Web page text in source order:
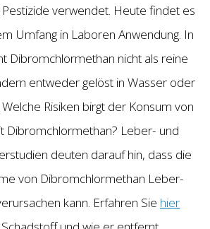
Pestizide verwendet. Heute findet es
Umfang in Laboren Anwendung. In
Dibromchlormethan nicht als reine
entweder gelöst in Wasser oder
Risiken birgt der Konsum von
Dibromchlormethan? Leber- und
deuten darauf hin, dass die
von Dibromchlormethan Leber-
kann. Erfahren Sie hier